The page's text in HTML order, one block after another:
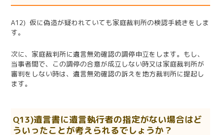
A12) 仮に偽造が疑われていても家庭裁判所の検認手続きをしま
す。
次に、家庭裁判所に遺言無効確認の調停申立をします。もし、
当事者間で、この調停の合意が成立しない時又は家庭裁判所が
審判をしない時は、遺言無効確認の訴えを地方裁判所に提起し
ます。
Q13)遺言書に遺言執行者の指定がない場合はど
ういったことが考えられるでしょうか？